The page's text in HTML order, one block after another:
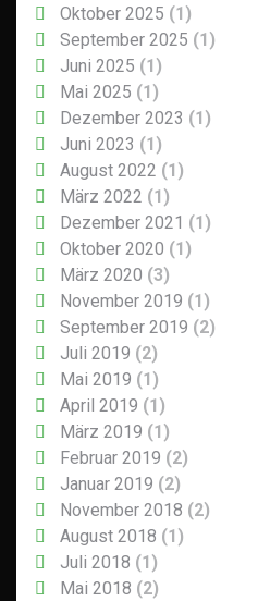
Oktober 2025 (1)
September 2025 (1)
Juni 2025 (1)
Mai 2025 (1)
Dezember 2023 (1)
Juni 2023 (1)
August 2022 (1)
März 2022 (1)
Dezember 2021 (1)
Oktober 2020 (1)
März 2020 (3)
November 2019 (1)
September 2019 (2)
Juli 2019 (2)
Mai 2019 (1)
April 2019 (1)
März 2019 (1)
Februar 2019 (2)
Januar 2019 (2)
November 2018 (2)
August 2018 (1)
Juli 2018 (1)
Mai 2018 (2)